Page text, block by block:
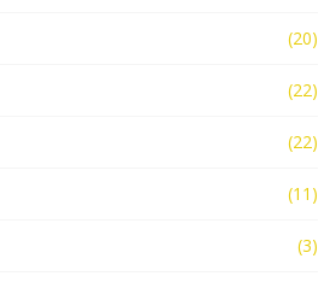
(20)
(22)
(22)
(11)
(3)